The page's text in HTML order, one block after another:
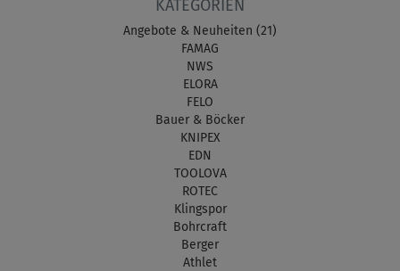
KATEGORIEN
Angebote & Neuheiten (21)
FAMAG
NWS
ELORA
FELO
Bauer & Böcker
KNIPEX
EDN
TOOLOVA
ROTEC
Klingspor
Bohrcraft
Berger
Athlet